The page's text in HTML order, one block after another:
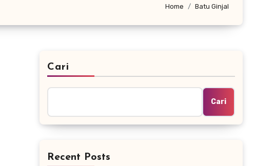
Home Batu Ginjal
Cari
Cari
Recent Posts